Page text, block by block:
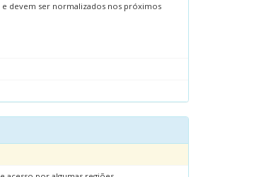
devem ser normalizados nos próximos